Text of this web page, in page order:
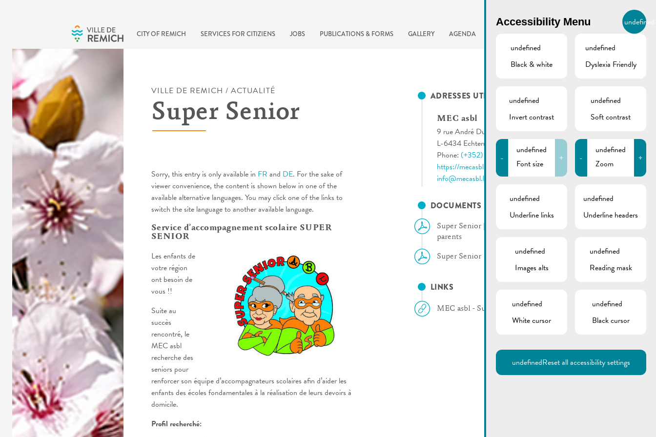
CITY OF REMICH SERVICES FOR CITIZIENS JOBS PUBLICATIONS & FORMS GALLERY AGENDA EN
BIERGER.REMICH.LU
VILLE DE REMICH / ACTUALITÉ
Super Senior
Sorry, this entry is only available in FR and DE. For the sake of
viewer convenience, the content is shown below in one of the
available alternative languages. You may click one of the links to
switch the site language to another available language.
Service d’accompagnement scolaire SUPER
SENIOR
Les enfants de
votre région
ont besoin de
vous !!
Suite au
succès
rencontré, le
MEC asbl
recherche des
seniors pour
renforcer son équipe d’accompagnateurs scolaires afin d’aider les
enfants des écoles fondamentales à la réalisation de leurs devoirs à
domicile.
Profil recherché:
ADRESSES UTILES
MEC asbl
9 rue André Duchscher
L-6434 Echternach
Phone: (+352) 26 72 00 35
https://mecasbl.lu/
info@mecasbl.lu
DOCUMENTS
Super Senior | Info
parents
Super Senior
LINKS
MEC asbl - Super Senior
Accessibility Menu undefined
undefined
Black & white
undefined
Dyslexia Friendly
undefined
Invert contrast
undefined
Soft contrast
-
undefined
Font size
+ -
undefined
Zoom
+
undefined
Underline links
undefined
Underline headers
undefined
Images alts
undefined
Reading mask
undefined
White cursor
undefined
Black cursor
undefinedReset all accessibility settings